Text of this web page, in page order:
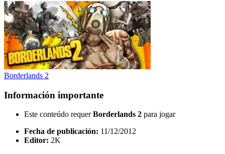
Borderlands 2
Información importante
Este conteúdo requerBorderlands 2 para jogar
Fecha de publicación: 11/12/2012
Editor: 2K